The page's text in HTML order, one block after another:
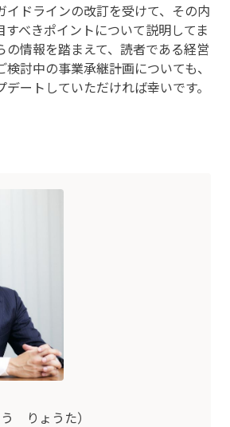
イドラインの改訂を受けて、その内
べきポイントについて説明してま
の情報を踏まえて、読者である経営
討中の事業承継計画についても、
ートしていただければ幸いです。
りょうた）